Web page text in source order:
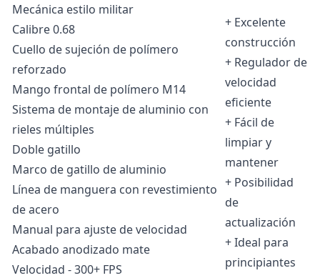
Mecánica estilo militar
Calibre 0.68
Cuello de sujeción de polímero
reforzado
Mango frontal de polímero M14
Sistema de montaje de aluminio con
rieles múltiples
Doble gatillo
Marco de gatillo de aluminio
Línea de manguera con revestimiento
de acero
Manual para ajuste de velocidad
Acabado anodizado mate
Velocidad - 300+ FPS
+ Excelente
construcción
+ Regulador de
velocidad
eficiente
+ Fácil de
limpiar y
mantener
+ Posibilidad
de
actualización
+ Ideal para
principiantes